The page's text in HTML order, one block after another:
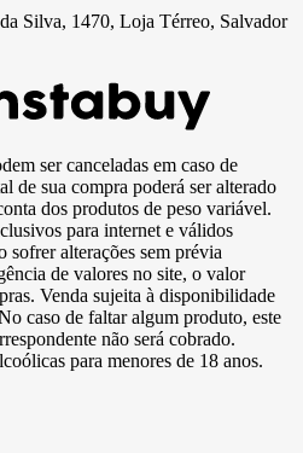
Silva, 1470, Loja Térreo, Salvador
ser canceladas em caso de
de sua compra poderá ser alterado
dos produtos de peso variável.
para internet e válidos
sofrer alterações sem prévia
de valores no site, o valor
Venda sujeita à disponibilidade
caso de faltar algum produto, este
não será cobrado.
para menores de 18 anos.